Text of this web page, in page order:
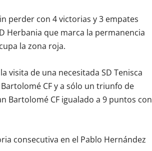
perder con 4 victorias y 3 empates
Herbania que marca la permanencia
la zona roja.
visita de una necesitada SD Tenisca
CF y a sólo un triunfo de
Bartolomé CF igualado a 9 puntos con
consecutiva en el Pablo Hernández